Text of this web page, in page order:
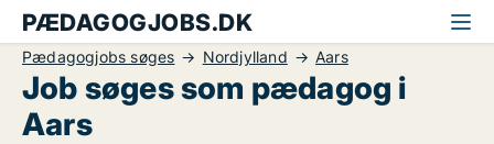
PÆDAGOGJOBS.DK
Pædagogjobs søges Nordjylland Aars
Job søges som pædagog i
Aars